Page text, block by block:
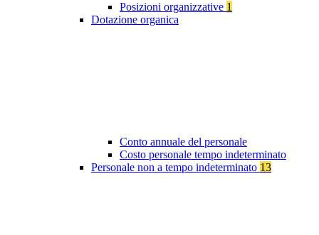
Posizioni organizzative 1
Dotazione organica
Conto annuale del personale
Costo personale tempo indeterminato
Personale non a tempo indeterminato 13